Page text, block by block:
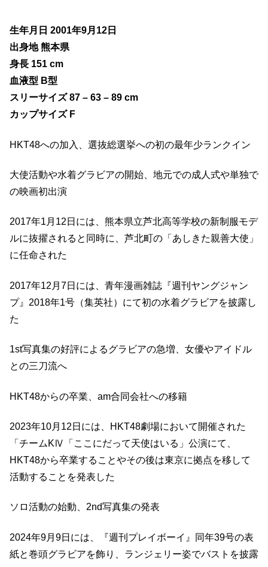
生年月日 2001年9月12日
出身地 熊本県
身長 151 cm
血液型 B型
スリーサイズ 87 – 63 – 89 cm
カップサイズ F
HKT48への加入、選抜総選挙への初の最年少ランクイン
大使活動や水着グラビアの開始、地元での成人式や単独で
の映画初出演
2017年1月12日には、熊本県立芦北高等学校の新制服モデ
ルに抜擢されると同時に、芦北町の「あしきた親善大使」
に任命された
2017年12月7日には、青年漫画雑誌『週刊ヤングジャン
プ』2018年1号（集英社）にて初の水着グラビアを披露し
た
1st写真集の好評によるグラビアの急増、女優やアイドル
との三刀流へ
HKT48からの卒業、am合同会社への移籍
2023年10月12日には、HKT48劇場において開催された
「チームKⅣ「ここにだって天使はいる」公演にて、
HKT48から卒業することやその後は東京に拠点を移して
活動することを発表した
ソロ活動の始動、2nd写真集の発表
2024年9月9日には、『週刊プレイボーイ』同年39号の表
紙と巻頭グラビアを飾り、ランジェリー姿でバストを披露